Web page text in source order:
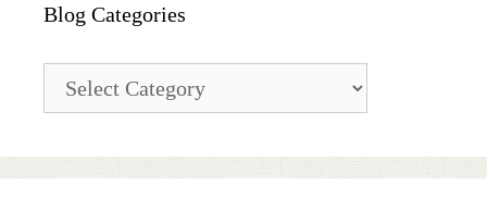
Blog Categories
Categories